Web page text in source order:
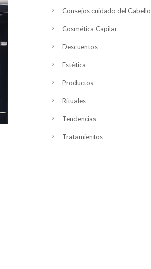
Consejos cuidado del Cabello
Cosmética Capilar
Descuentos
Estética
Productos
Rituales
Tendencias
Tratamientos